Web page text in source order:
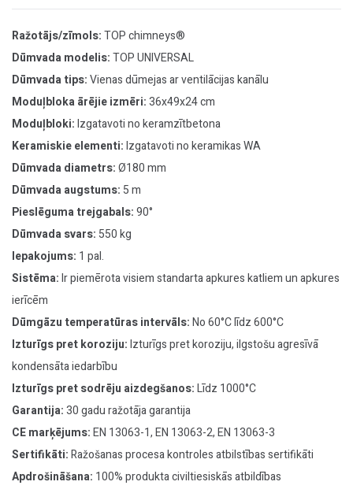
Ražotājs/zīmols:TOP chimneys®
Dūmvada modelis:TOP UNIVERSAL
Dūmvada tips:Vienas dūmejas ar ventilācijas kanālu
Moduļbloka ārējie izmēri:36x49x24 cm
Moduļbloki:Izgatavoti no keramzītbetona
Keramiskie elementi:Izgatavoti no keramikas WA
Dūmvada diametrs:Ø180 mm
Dūmvada augstums: 5 m
Pieslēguma trejgabals:90°
Dūmvada svars: 550 kg
Iepakojums: 1 pal.
Sistēma:Ir piemērota visiem standarta apkures katliem un apkures
ierīcēm
Dūmgāzu temperatūras intervāls:No 60°C līdz 600°C
Izturīgs pret koroziju:Izturīgs pret koroziju, ilgstošu agresīvā
kondensāta iedarbību
Izturīgs pret sodrēju aizdegšanos:Līdz 1000°C
Garantija:30 gadu ražotāja garantija
CE marķējums:EN 13063-1, EN 13063-2, EN 13063-3
Sertifikāti:Ražošanas procesa kontroles atbilstības sertifikāti
Apdrošināšana: 100% produkta civiltiesiskās atbildības